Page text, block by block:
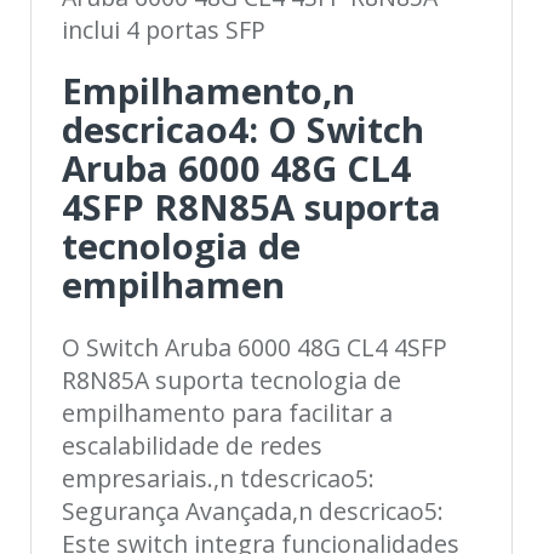
inclui 4 portas SFP
Empilhamento,n
descricao4: O Switch
Aruba 6000 48G CL4
4SFP R8N85A suporta
tecnologia de
empilhamen
O Switch Aruba 6000 48G CL4 4SFP
R8N85A suporta tecnologia de
empilhamento para facilitar a
escalabilidade de redes
empresariais.,n tdescricao5:
Segurança Avançada,n descricao5:
Este switch integra funcionalidades